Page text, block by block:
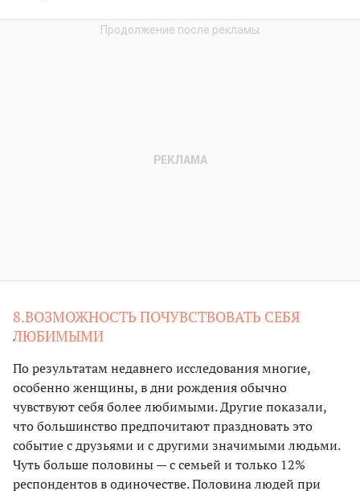
8.ВОЗМОЖНОСТЬ ПОЧУВСТВОВАТЬ СЕБЯ
ЛЮБИМЫМИ
По результатам недавнего исследования многие,
особенно женщины, в дни рождения обычно
чувствуют себя более любимыми. Другие показали,
что большинство предпочитают праздновать это
событие с друзьями и с другими значимыми людьми.
Чуть больше половины — с семьей и только 12%
респондентов в одиночестве. Половина людей при